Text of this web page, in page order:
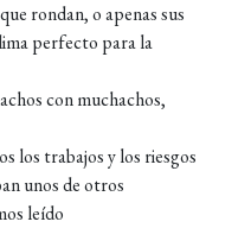
rondan, o apenas sus
perfecto para la
con muchachos,
los trabajos y los riesgos
unos de otros
leído